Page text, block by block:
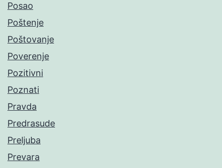
Posao
Poštenje
Poštovanje
Poverenje
Pozitivni
Poznati
Pravda
Predrasude
Preljuba
Prevara